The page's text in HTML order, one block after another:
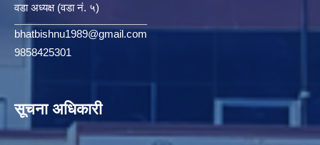
वडा अध्यक्ष (वडा नं. ५)
bhatbishnu1989@gmail.com
9858425301
सूचना अधिकारी